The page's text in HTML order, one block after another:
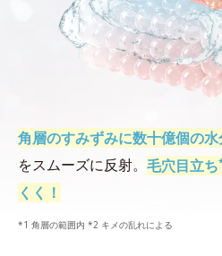
角層のすみずみに数十億個の
をスムーズに反射。 毛穴目立ち
くく！
*1 角層の範囲内 *2 キメの乱れによる